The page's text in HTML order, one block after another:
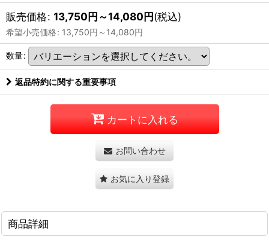
販売価格: 13,750円～14,080円(税込)
希望小売価格: 13,750円 ～14,080円
数量:
返品特約に関する重要事項
カートに入れる
お問い合わせ
お気に入り登録
商品詳細